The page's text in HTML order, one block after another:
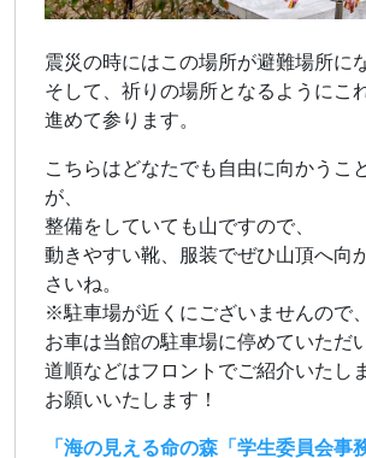
震災の時にはこの場所が避難場所に
そして、祈りの場所となるようにこ
進めて参ります。
こちらはどなたでも自由に向かうこ
が、
整備をしていても山ですので、
動きやすい靴、服装でぜひ山頂へ向
さいね。
※駐車場が近くにございませんので、
お車は当館の駐車場に停めていただ
道順などはフロントでご紹介いたし
お願いいたします！
「海の見える命の森「学生委員会事